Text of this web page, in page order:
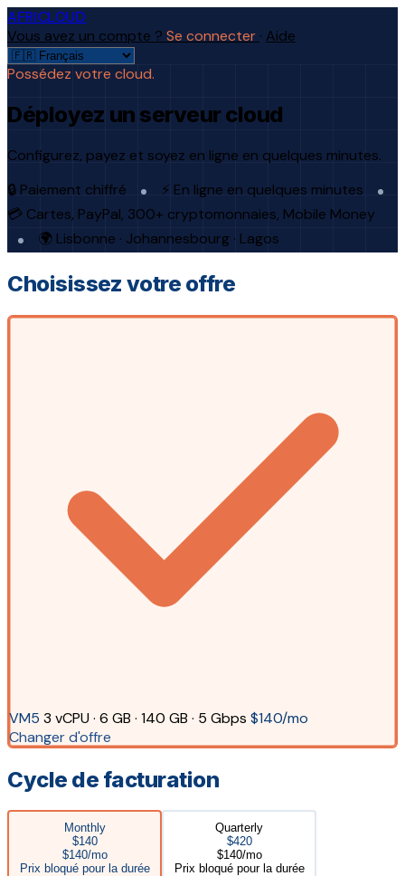
AFRICLOUD
Vous avez un compte ? Se connecter · Aide
Possédez votre cloud.
Déployez un serveur cloud
Configurez, payez et soyez en ligne en quelques minutes.
🔒 Paiement chiffré
⚡ En ligne en quelques minutes
💳 Cartes, PayPal, 300+ cryptomonnaies, Mobile Money
🌍 Lisbonne · Johannesbourg · Lagos
Choisissez votre offre
VM5 3 vCPU · 6 GB · 140 GB · 5 Gbps $140/mo
Changer d'offre
Cycle de facturation
Monthly
$140
$140/mo
Prix bloqué pour la durée
Quarterly
$420
$140/mo
Prix bloqué pour la durée